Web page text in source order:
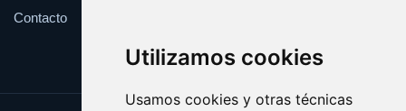
Utilizamos cookies
Usamos cookies y otras técnicas
Contacto